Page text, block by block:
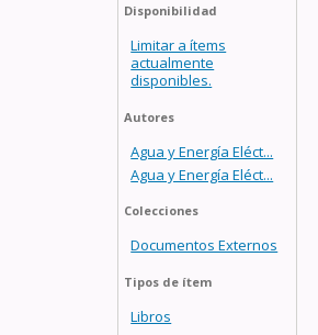
Disponibilidad
Limitar a ítems
actualmente
disponibles.
Autores
Agua y Energía Eléct...
Agua y Energía Eléct...
Colecciones
Documentos Externos
Tipos de ítem
Libros